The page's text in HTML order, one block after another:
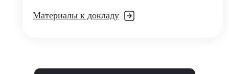
Материалы к докладу